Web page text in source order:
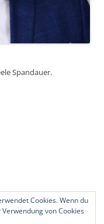
Spandauer.
Cookies. Wenn du
von Cookies